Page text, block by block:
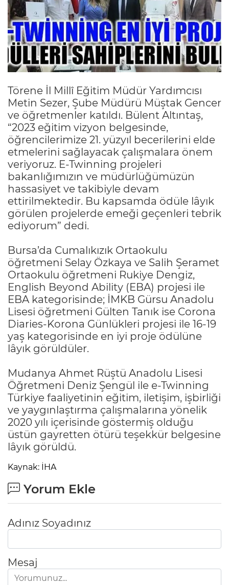
Törene İl Millî Eğitim Müdür Yardımcısı
Metin Sezer, Şube Müdürü Müştak Gencer
ve öğretmenler katıldı. Bülent Altıntaş,
“2023 eğitim vizyon belgesinde,
öğrencilerimize 21. yüzyıl becerilerini elde
etmelerini sağlayacak çalışmalara önem
veriyoruz. E-Twinning projeleri
bakanlığımızın ve müdürlüğümüzün
hassasiyet ve takibiyle devam
ettirilmektedir. Bu kapsamda ödüle lâyık
görülen projelerde emeği geçenleri tebrik
ediyorum” dedi.
Bursa’da Cumalıkızık Ortaokulu
öğretmeni Selay Özkaya ve Salih Şeramet
Ortaokulu öğretmeni Rukiye Dengiz,
English Beyond Ability (EBA) projesi ile
EBA kategorisinde; İMKB Gürsu Anadolu
Lisesi öğretmeni Gülten Tanık ise Corona
Diaries-Korona Günlükleri projesi ile 16-19
yaş kategorisinde en iyi proje ödülüne
lâyık görüldüler.
Mudanya Ahmet Rüştü Anadolu Lisesi
Öğretmeni Deniz Şengül ile e-Twinning
Türkiye faaliyetinin eğitim, iletişim, işbirliği
ve yaygınlaştırma çalışmalarına yönelik
2020 yılı içerisinde göstermiş olduğu
üstün gayretten ötürü teşekkür belgesine
lâyık görüldü.
Kaynak: İHA
Yorum Ekle
Adınız Soyadınız
Mesaj